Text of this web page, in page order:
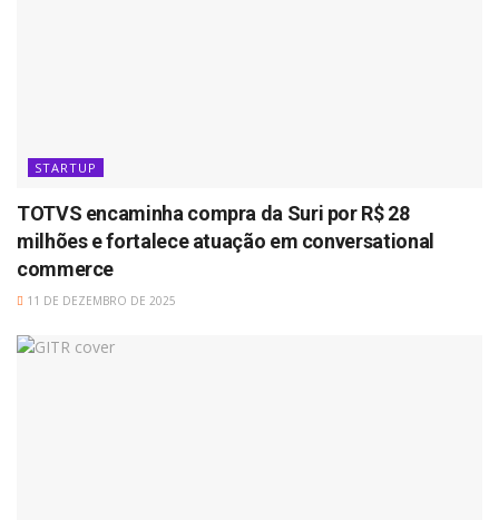
STARTUP
TOTVS encaminha compra da Suri por R$ 28
milhões e fortalece atuação em conversational
commerce
11 DE DEZEMBRO DE 2025